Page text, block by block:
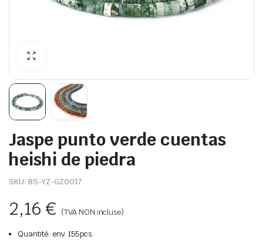
Jaspe punto verde cuentas
heishi de piedra
SKU: BS-YZ-GZ0017
2,16€ (TVA NON incluse)
Quantité: env. 155pcs.